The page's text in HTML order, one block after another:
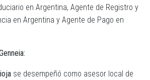
en Argentina, Agente de Registro y
en Argentina y Agente de Pago en
:
se desempeñó como asesor local de